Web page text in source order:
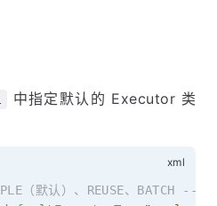
中指定默认的 Executor 类
（默认）、REUSE、BATCH -->